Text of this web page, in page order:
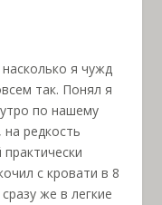
я чужд
так. Понял я
по нашему
редкость
с кровати в 8
же в легкие